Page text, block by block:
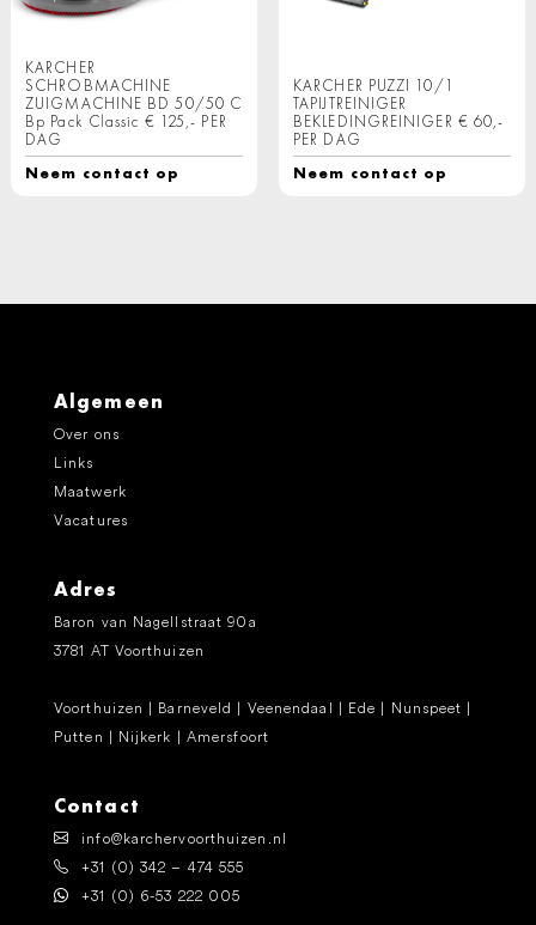
KARCHER
SCHROBMACHINE
ZUIGMACHINE BD 50/50 C
Bp Pack Classic € 125,- PER
DAG
Neem contact op
KARCHER PUZZI 10/1
TAPIJTREINIGER
BEKLEDINGREINIGER € 60,-
PER DAG
Neem contact op
Algemeen
Over ons
Links
Maatwerk
Vacatures
Adres
Baron van Nagellstraat 90a
3781 AT Voorthuizen
Voorthuizen | Barneveld | Veenendaal | Ede | Nunspeet |
Putten | Nijkerk | Amersfoort
Contact
info@karchervoorthuizen.nl
+31 (0) 342 – 474 555
+31 (0) 6-53 222 005